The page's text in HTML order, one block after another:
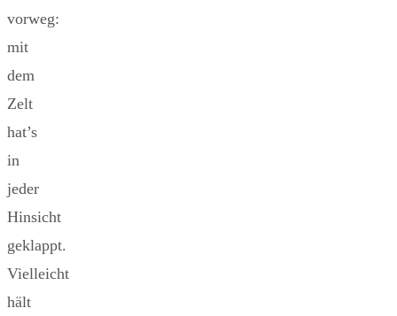
vorweg:
mit
dem
Zelt
hat’s
in
jeder
Hinsicht
geklappt.
Vielleicht
hält